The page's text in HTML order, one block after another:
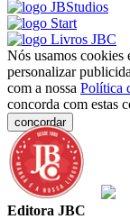
Nós usamos cookies
personalizar
com a nossa Política
concorda com estas
concordar
Editora JBC